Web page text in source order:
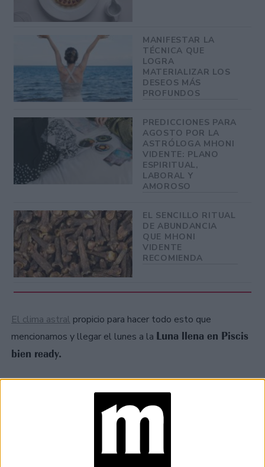
MANIFESTAR LA
TÉCNICA QUE
LOGRA
MATERIALIZAR LOS
DESEOS MÁS
PROFUNDOS
PREDICCIONES PARA
AGOSTO POR LA
ASTRÓLOGA MHONI
VIDENTE: PLANO
ESPIRITUAL,
LABORAL Y
AMOROSO
EL SENCILLO RITUAL
DE ABUNDANCIA
QUE MHONI
VIDENTE
RECOMIENDA
El clima astral propicio para hacer todo esto que
mencionamos y llegar el lunes a la Luna llena en Piscis
bien ready.
at Redacción Marie Claire
GALERÍA DE IMÁGENES